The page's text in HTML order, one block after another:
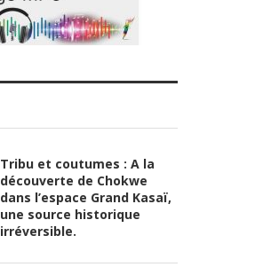
Tribu et coutumes : A la
découverte de Chokwe
dans l’espace Grand Kasaï,
une source historique
irréversible.